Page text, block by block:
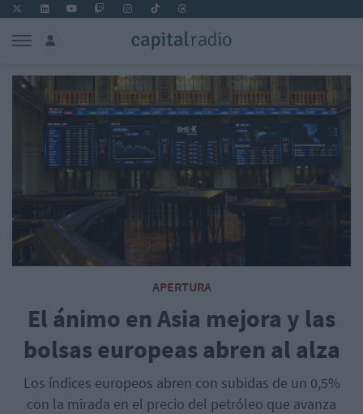
APERTURA
El ánimo en Asia mejora y las
bolsas europeas abren al alza
Los índices europeos abren con subidas de un 0,5%
con la mirada en el precio del petróleo que avanza